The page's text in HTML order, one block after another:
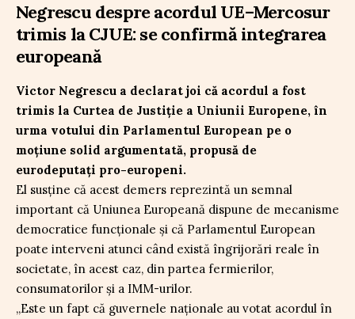
Negrescu despre acordul UE–Mercosur
trimis la CJUE: se confirmă integrarea
europeană
Victor Negrescu a declarat joi că acordul a fost
trimis la Curtea de Justiție a Uniunii Europene, în
urma votului din Parlamentul European pe o
moțiune solid argumentată, propusă de
eurodeputați pro-europeni.
El susține că acest demers reprezintă un semnal
important că Uniunea Europeană dispune de mecanisme
democratice funcționale și că Parlamentul European
poate interveni atunci când există îngrijorări reale în
societate, în acest caz, din partea fermierilor,
consumatorilor și a IMM-urilor.
„Este un fapt că guvernele naționale au votat acordul în